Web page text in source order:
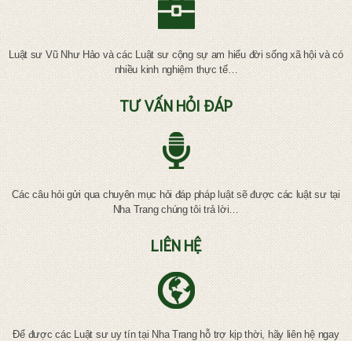
Luật sư Vũ Như Hảo và các Luật sư cộng sự am hiểu đời sống xã hội và có
nhiều kinh nghiệm thực tế…
TƯ VẤN HỎI ĐÁP
Các câu hỏi gửi qua chuyên mục hỏi đáp pháp luật sẽ được các luật sư tại
Nha Trang chúng tôi trả lời…
LIÊN HỆ
Để được các Luật sư uy tín tại Nha Trang hỗ trợ kịp thời, hãy liên hệ ngay